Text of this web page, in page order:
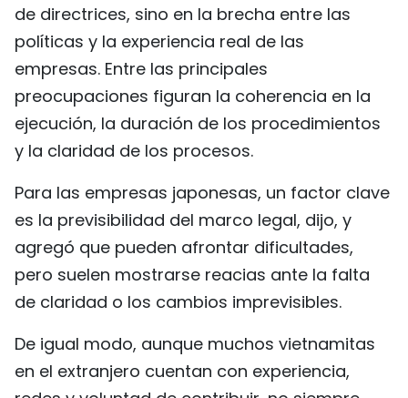
de directrices, sino en la brecha entre las
políticas y la experiencia real de las
empresas. Entre las principales
preocupaciones figuran la coherencia en la
ejecución, la duración de los procedimientos
y la claridad de los procesos.
Para las empresas japonesas, un factor clave
es la previsibilidad del marco legal, dijo, y
agregó que pueden afrontar dificultades,
pero suelen mostrarse reacias ante la falta
de claridad o los cambios imprevisibles.
De igual modo, aunque muchos vietnamitas
en el extranjero cuentan con experiencia,